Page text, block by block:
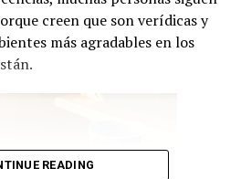
creen que son verídicas y
más agradables en los
READING